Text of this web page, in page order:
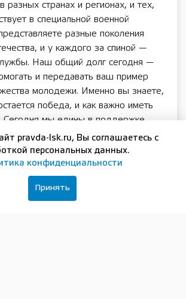
разных странах и регионах, и тех,
в специальной военной
разные поколения
и у каждого за спиной —
Наш общий долг сегодня —
и передавать ваш пример
молодежи. Именно вы знаете,
победа, и как важно иметь
Сегодня мы едины в поддержке
России: кто уже выполнил свой
и кто продолжает защищать нашу
мы держим курс на создание сильной
память павшим героям! Крепкого
Низкий поклон за вашу
pravda-lsk.ru, Вы соглашаетесь с
персональных данных.
конфиденциальности
Принять